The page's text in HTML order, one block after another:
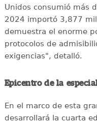
Unidos consumió más
2024 importó 3,877
demuestra el enorme
protocolos de
exigencias", detalló.
Epicentro de la
En el marco de esta
desarrollará la cuarta